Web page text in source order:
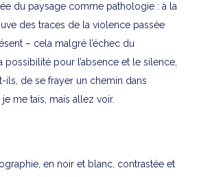
du paysage comme pathologie : à la
des traces de la violence passée
– cela malgré l’échec du
possibilité pour l’absence et le silence,
ils, de se frayer un chemin dans
je me tais, mais allez voir.
en noir et blanc, contrastée et